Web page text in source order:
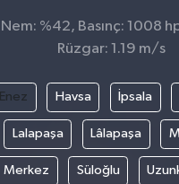
Nem: %42, Basınç: 1008
Rüzgar: 1.19 m/s
Enez Havsa İpsala
Lalapaşa Lâlapaşa
Merkez Süloğlu